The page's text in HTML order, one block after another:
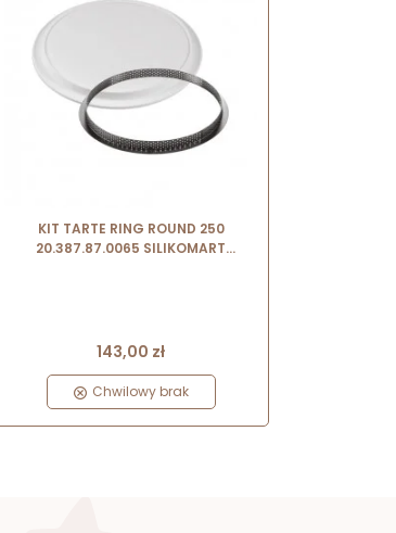
KIT TARTE RING ROUND 250
20.387.87.0065 SILIKOMART
Cena
143,00 zł
Chwilowy brak